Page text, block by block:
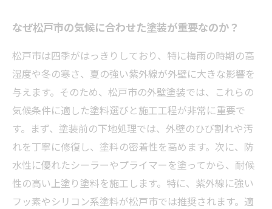
なぜ松戸市の気候に合わせた塗装が重要なのか？
松戸市は四季がはっきりしており、特に梅雨の時期の高
湿度や冬の寒さ、夏の強い紫外線が外壁に大きな影響を
与えます。そのため、松戸市の外壁塗装では、これらの
気候条件に適した塗料選びと施工工程が非常に重要で
す。まず、塗装前の下地処理では、外壁のひび割れや汚
れを丁寧に修復し、塗料の密着性を高めます。次に、防
水性に優れたシーラーやプライマーを塗ってから、耐候
性の高い上塗り塗料を施工します。特に、紫外線に強い
フッ素やシリコン系塗料が松戸市では推奨されます。適